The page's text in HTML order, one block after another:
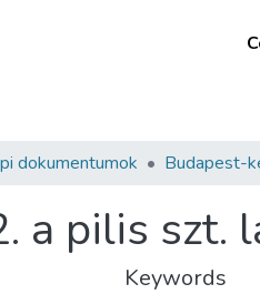
dokumentumok Budapest-
a pilis szt.
Keywords